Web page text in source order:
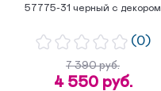
57775-31 черный с декором
(0)
7 390 руб.
4 550 руб.